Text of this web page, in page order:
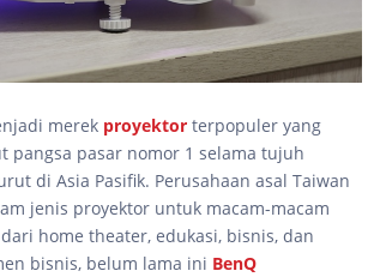
merek proyektor terpopuler yang
pangsa pasar nomor 1 selama tujuh
di Asia Pasifik. Perusahaan asal Taiwan
jenis proyektor untuk macam-macam
home theater, edukasi, bisnis, dan
bisnis, belum lama ini BenQ